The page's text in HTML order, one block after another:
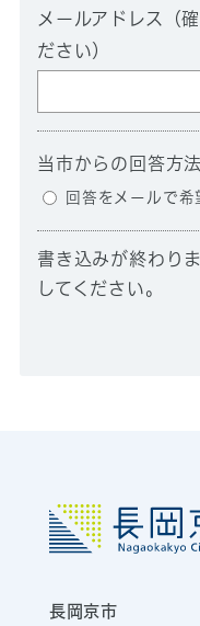
メールアドレス（
ださい）
当市からの回答方法
回答をメールで希
書き込みが終わり
してください。
長岡京市